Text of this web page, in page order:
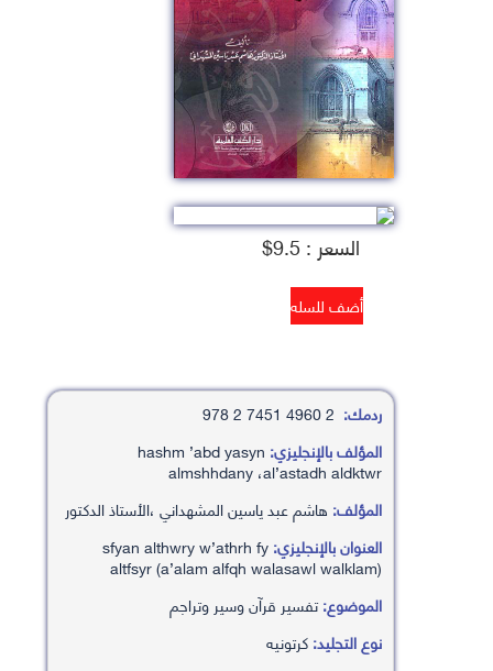
السعر : 9.5$
ردمك:
المؤلف بالإنجليزي: hashm ’abd yasyn
almshhdany ،al’astadh aldktwr
المؤلف: هاشم عبد ياسين المشهداني ،الأستاذ الدكتور
العنوان بالإنجليزي:sfyan althwry w’athrh fy
altfsyr (a’alam alfqh walasawl walklam)
الموضوع:تفسير قرآن وسير وتراجم
نوع التجليد:كرتونيه